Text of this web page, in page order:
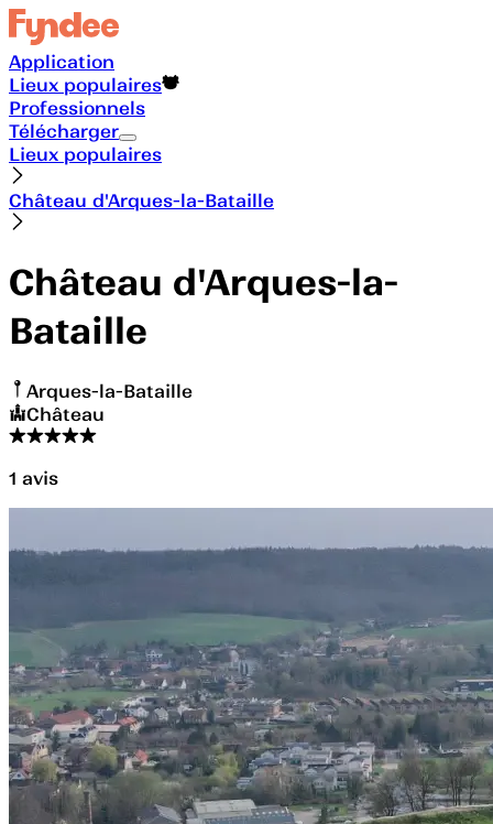
Application
Lieux populaires
Professionnels
Télécharger
Lieux populaires
Château d'Arques-la-Bataille
Château d'Arques-la-
Bataille
Arques-la-Bataille
Château
1 avis